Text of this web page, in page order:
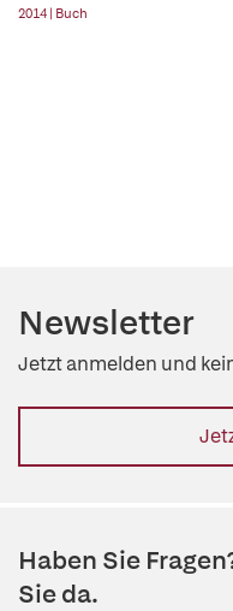
2014 | Buch
Newsletter
Jetzt anmelden und
Haben Sie
Sie da.